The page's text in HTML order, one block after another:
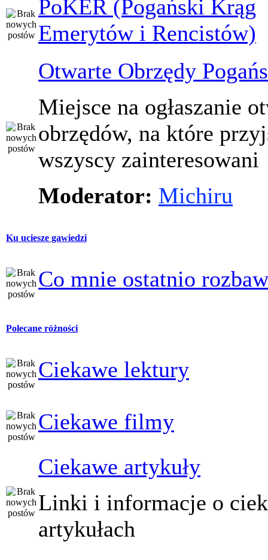
PoKER (Pogański Krąg
Emerytów i Rencistów)
Otwarte Obrzędy
Miejsce na ogłaszanie
obrzędów, na które
wszyscy zainteresowani
Moderator: Michiru
Ku uciesze gawiedzi
Co mnie ostatnio
Polecane różności
Ciekawe lektury
Ciekawe filmy
Ciekawe artykuły
Linki i informacje o
artykułach